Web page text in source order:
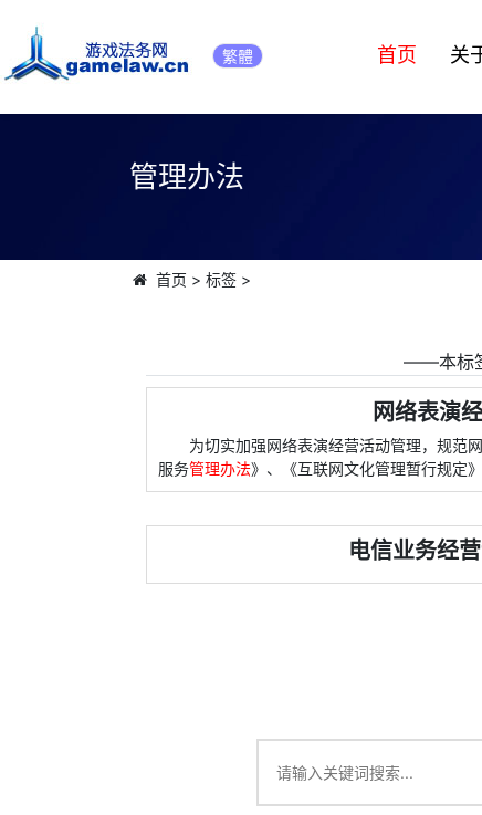
繁體 首页 关
管理办法
首页 > 标签>
――本标
网络表演
为切实加强网络表演经营活动管理，规范
服务管理办法》、《互联网文化管理暂行规定
电信业务经